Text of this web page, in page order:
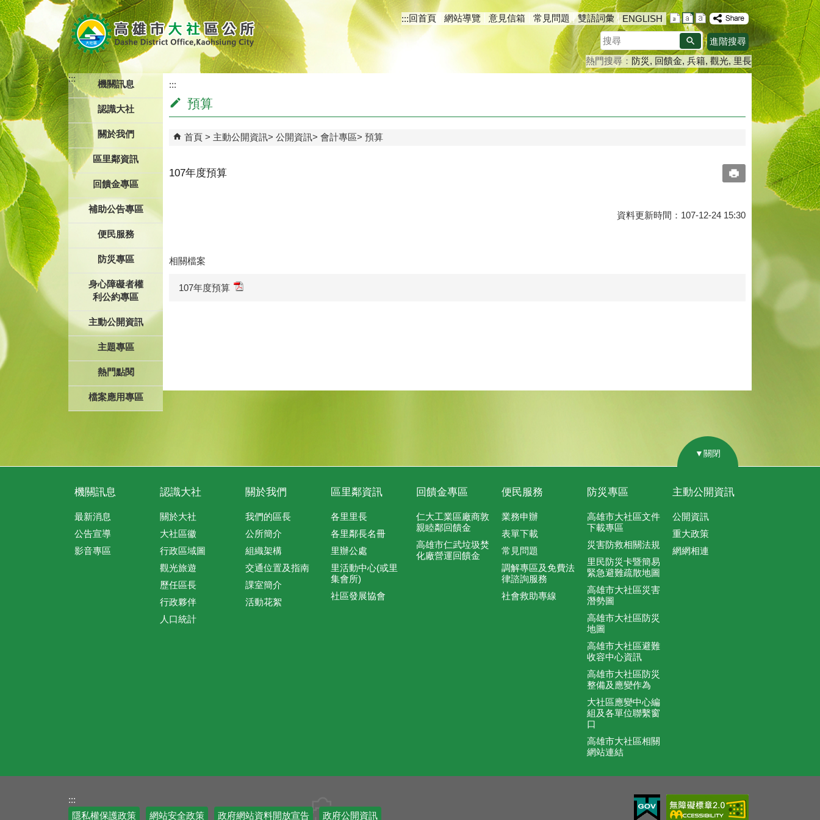
跳到主要內容區塊
:::回首頁 網站導覽 意見信箱 常見問題 雙語詞彙
ENGLISH
搜
尋
進階搜尋
熱門搜尋： 防災 回饋金 兵籍 觀光 里長
:::
機關訊息
認識大社
關於我們
區里鄰資訊
回饋金專區
補助公告專區
便民服務
防災專區
身心障礙者權
利公約專區
主動公開資訊
主題專區
熱門點閱
檔案應用專區
:::
預算
首頁 主動公開資訊 公開資訊 會計專區 預算
107年度預算
資料更新時間：107-12-24 15:30
相關檔案
107年度預算
▼關閉
機關訊息
最新消息
公告宣導
影音專區
認識大社
關於大社
大社區徽
行政區域圖
觀光旅遊
歷任區長
行政夥伴
人口統計
關於我們
我們的區長
公所簡介
組織架構
交通位置及指南
課室簡介
活動花絮
區里鄰資訊
各里里長
各里鄰長名冊
里辦公處
里活動中心(或里
集會所)
社區發展協會
回饋金專區
仁大工業區廠商敦
親睦鄰回饋金
高雄市仁武垃圾焚
化廠營運回饋金
便民服務
業務申辦
表單下載
常見問題
調解專區及免費法
律諮詢服務
社會救助專線
防災專區
高雄市大社區文件
下載專區
災害防救相關法規
里民防災卡暨簡易
緊急避難疏散地圖
高雄市大社區災害
潛勢圖
高雄市大社區防災
地圖
高雄市大社區避難
收容中心資訊
高雄市大社區防災
整備及應變作為
大社區應變中心編
組及各單位聯繫窗
口
高雄市大社區相關
網站連結
主動公開資訊
公開資訊
重大政策
網網相連
:::
隱私權保護政策
網站安全政策 政府網站資料開放宣告 政府公開資訊